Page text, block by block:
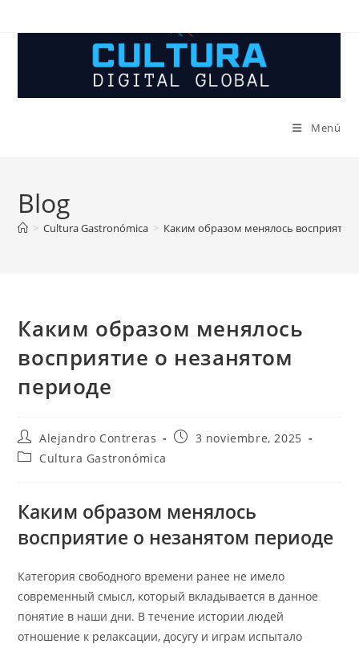
Menú
Blog
> Cultura Gastronómica > Каким образом менялось восприятие
Каким образом менялось
восприятие о незанятом
периоде
Autor
de
la
Alejandro Contreras
Entrada3 noviembre, 2025
Categoría
entrada:
Cultura Gastronómica
Каким образом менялось
восприятие о незанятом периоде
Категория свободного времени ранее не имело
современный смысл, который вкладывается в данное
понятие в наши дни. В течение истории людей
отношение к релаксации, досугу и играм испытало